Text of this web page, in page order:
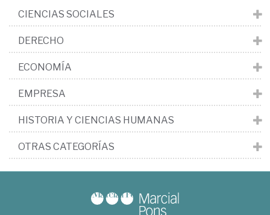
CIENCIAS SOCIALES
DERECHO
ECONOMÍA
EMPRESA
HISTORIA Y CIENCIAS HUMANAS
OTRAS CATEGORÍAS